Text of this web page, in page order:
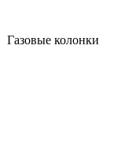
Газовые колонки